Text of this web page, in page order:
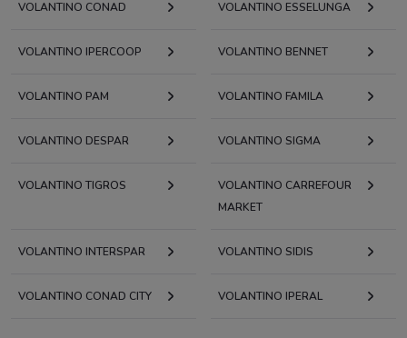
VOLANTINO CONAD VOLANTINO ESSELUNGA
VOLANTINO IPERCOOP VOLANTINO BENNET
VOLANTINO PAM VOLANTINO FAMILA
VOLANTINO DESPAR VOLANTINO SIGMA
VOLANTINO TIGROS
VOLANTINO CARREFOUR
MARKET
VOLANTINO INTERSPAR VOLANTINO SIDIS
VOLANTINO CONAD CITY VOLANTINO IPERAL